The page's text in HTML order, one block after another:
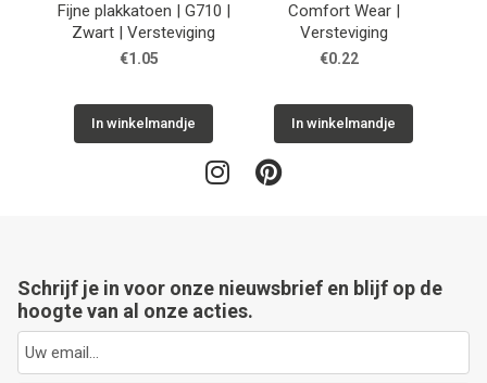
Fijne plakkatoen | G710 |
Zwart | Versteviging
€1.05
In winkelmandje
Comfort Wear |
Versteviging
€0.22
In winkelmandje
Schrijf je in voor onze nieuwsbrief en blijf op de
hoogte van al onze acties.